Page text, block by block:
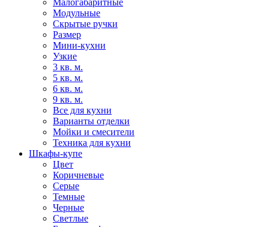
Малогабаритные
Модульные
Скрытые ручки
Размер
Мини-кухни
Узкие
3 кв. м.
5 кв. м.
6 кв. м.
9 кв. м.
Все для кухни
Варианты отделки
Мойки и смесители
Техника для кухни
Шкафы-купе
Цвет
Коричневые
Серые
Темные
Черные
Светлые